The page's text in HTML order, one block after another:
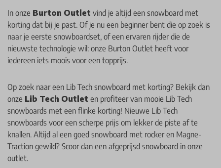
In onze Burton Outlet vind je altijd een snowboard met
korting dat bij je past. Of je nu een beginner bent die op zoek is
naar je eerste snowboardset, of een ervaren rijder die de
nieuwste technologie wil: onze Burton Outlet heeft voor
iedereen iets moois voor een topprijs.
Op zoek naar een Lib Tech snowboard met korting? Bekijk dan
onze Lib Tech Outlet en profiteer van mooie Lib Tech
snowboards met een flinke korting! Nieuwe Lib Tech
snowboards voor een scherpe prijs om lekker de piste af te
knallen. Altijd al een goed snowboard met rocker en Magne-
Traction gewild? Scoor dan een afgeprijsd snowboard in onze
outlet.